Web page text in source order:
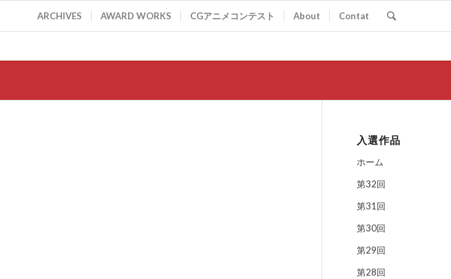
ARCHIVES AWARD WORKS CGアニメコンテスト About Contat
入選作品
ホーム
第32回
第31回
第30回
第29回
第28回